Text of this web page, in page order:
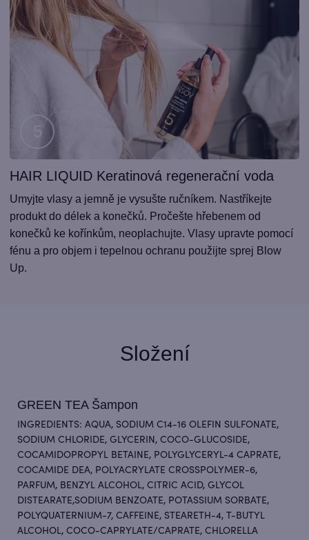
Krok
5
HAIR LIQUID Keratinová regenerační voda
Umyjte vlasy a jemně je vysušte ručníkem. Nastříkejte
produkt do délek a konečků. Pročešte hřebenem od
konečků ke kořínkům, neoplachujte. Vlasy upravte pomocí
fénu a pro objem i tepelnou ochranu použijte sprej Blow
Up.
Složení
GREEN TEA Šampon
INGREDIENTS: AQUA, SODIUM C14-16 OLEFIN SULFONATE,
SODIUM CHLORIDE, GLYCERIN, COCO-GLUCOSIDE,
COCAMIDOPROPYL BETAINE, POLYGLYCERYL-4 CAPRATE,
COCAMIDE DEA, POLYACRYLATE CROSSPOLYMER-6,
PARFUM, BENZYL ALCOHOL, CITRIC ACID, GLYCOL
DISTEARATE,SODIUM BENZOATE, POTASSIUM SORBATE,
POLYQUATERNIUM-7, CAFFEINE, STEARETH-4, T-BUTYL
ALCOHOL, COCO-CAPRYLATE/CAPRATE, CHLORELLA